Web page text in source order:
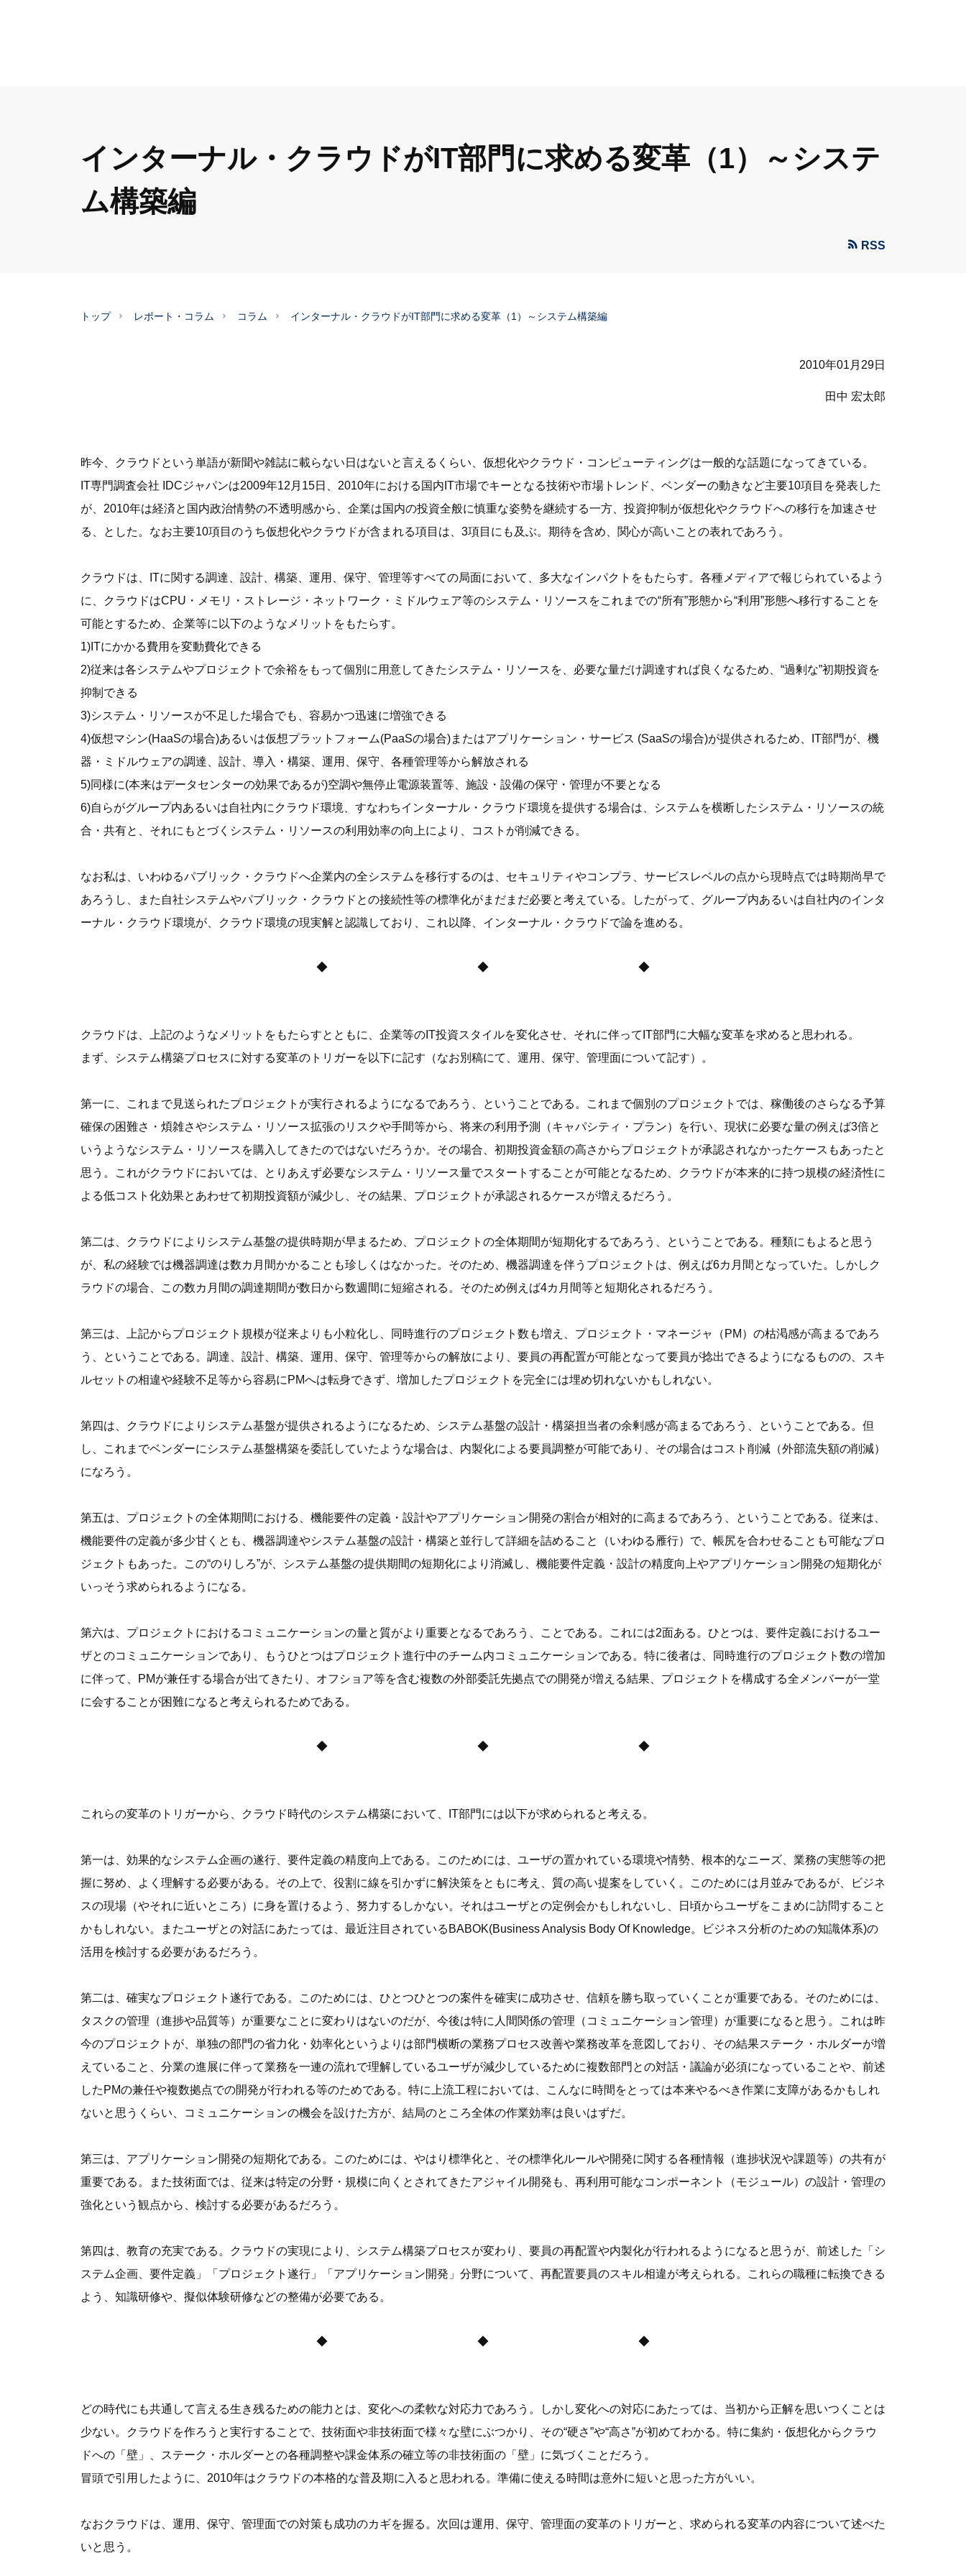
インターナル・クラウドがIT部門に求める変革（1）～システ
ム構築編
RSS
トップ レポート・コラム コラム インターナル・クラウドがIT部門に求める変革（1）～システム構築編
2010年01月29日
田中 宏太郎
昨今、クラウドという単語が新聞や雑誌に載らない日はないと言えるくらい、仮想化やクラウド・コンピューティングは一般的な話題になってきている。
IT専門調査会社 IDCジャパンは2009年12月15日、2010年における国内IT市場でキーとなる技術や市場トレンド、ベンダーの動きなど主要10項目を発表した
が、2010年は経済と国内政治情勢の不透明感から、企業は国内の投資全般に慎重な姿勢を継続する一方、投資抑制が仮想化やクラウドへの移行を加速させ
る、とした。なお主要10項目のうち仮想化やクラウドが含まれる項目は、3項目にも及ぶ。期待を含め、関心が高いことの表れであろう。
クラウドは、ITに関する調達、設計、構築、運用、保守、管理等すべての局面において、多大なインパクトをもたらす。各種メディアで報じられているよう
に、クラウドはCPU・メモリ・ストレージ・ネットワーク・ミドルウェア等のシステム・リソースをこれまでの“所有”形態から“利用”形態へ移行することを
可能とするため、企業等に以下のようなメリットをもたらす。
1)ITにかかる費用を変動費化できる
2)従来は各システムやプロジェクトで余裕をもって個別に用意してきたシステム・リソースを、必要な量だけ調達すれば良くなるため、“過剰な”初期投資を
抑制できる
3)システム・リソースが不足した場合でも、容易かつ迅速に増強できる
4)仮想マシン(HaaSの場合)あるいは仮想プラットフォーム(PaaSの場合)またはアプリケーション・サービス (SaaSの場合)が提供されるため、IT部門が、機
器・ミドルウェアの調達、設計、導入・構築、運用、保守、各種管理等から解放される
5)同様に(本来はデータセンターの効果であるが)空調や無停止電源装置等、施設・設備の保守・管理が不要となる
6)自らがグループ内あるいは自社内にクラウド環境、すなわちインターナル・クラウド環境を提供する場合は、システムを横断したシステム・リソースの統
合・共有と、それにもとづくシステム・リソースの利用効率の向上により、コストが削減できる。
なお私は、いわゆるパブリック・クラウドへ企業内の全システムを移行するのは、セキュリティやコンプラ、サービスレベルの点から現時点では時期尚早で
あろうし、また自社システムやパブリック・クラウドとの接続性等の標準化がまだまだ必要と考えている。したがって、グループ内あるいは自社内のインタ
ーナル・クラウド環境が、クラウド環境の現実解と認識しており、これ以降、インターナル・クラウドで論を進める。
◆ ◆ ◆
クラウドは、上記のようなメリットをもたらすとともに、企業等のIT投資スタイルを変化させ、それに伴ってIT部門に大幅な変革を求めると思われる。
まず、システム構築プロセスに対する変革のトリガーを以下に記す（なお別稿にて、運用、保守、管理面について記す）。
第一に、これまで見送られたプロジェクトが実行されるようになるであろう、ということである。これまで個別のプロジェクトでは、稼働後のさらなる予算
確保の困難さ・煩雑さやシステム・リソース拡張のリスクや手間等から、将来の利用予測（キャパシティ・プラン）を行い、現状に必要な量の例えば3倍と
いうようなシステム・リソースを購入してきたのではないだろうか。その場合、初期投資金額の高さからプロジェクトが承認されなかったケースもあったと
思う。これがクラウドにおいては、とりあえず必要なシステム・リソース量でスタートすることが可能となるため、クラウドが本来的に持つ規模の経済性に
よる低コスト化効果とあわせて初期投資額が減少し、その結果、プロジェクトが承認されるケースが増えるだろう。
第二は、クラウドによりシステム基盤の提供時期が早まるため、プロジェクトの全体期間が短期化するであろう、ということである。種類にもよると思う
が、私の経験では機器調達は数カ月間かかることも珍しくはなかった。そのため、機器調達を伴うプロジェクトは、例えば6カ月間となっていた。しかしク
ラウドの場合、この数カ月間の調達期間が数日から数週間に短縮される。そのため例えば4カ月間等と短期化されるだろう。
第三は、上記からプロジェクト規模が従来よりも小粒化し、同時進行のプロジェクト数も増え、プロジェクト・マネージャ（PM）の枯渇感が高まるであろ
う、ということである。調達、設計、構築、運用、保守、管理等からの解放により、要員の再配置が可能となって要員が捻出できるようになるものの、スキ
ルセットの相違や経験不足等から容易にPMへは転身できず、増加したプロジェクトを完全には埋め切れないかもしれない。
第四は、クラウドによりシステム基盤が提供されるようになるため、システム基盤の設計・構築担当者の余剰感が高まるであろう、ということである。但
し、これまでベンダーにシステム基盤構築を委託していたような場合は、内製化による要員調整が可能であり、その場合はコスト削減（外部流失額の削減）
になろう。
第五は、プロジェクトの全体期間における、機能要件の定義・設計やアプリケーション開発の割合が相対的に高まるであろう、ということである。従来は、
機能要件の定義が多少甘くとも、機器調達やシステム基盤の設計・構築と並行して詳細を詰めること（いわゆる雁行）で、帳尻を合わせることも可能なプロ
ジェクトもあった。この“のりしろ”が、システム基盤の提供期間の短期化により消滅し、機能要件定義・設計の精度向上やアプリケーション開発の短期化が
いっそう求められるようになる。
第六は、プロジェクトにおけるコミュニケーションの量と質がより重要となるであろう、ことである。これには2面ある。ひとつは、要件定義におけるユー
ザとのコミュニケーションであり、もうひとつはプロジェクト進行中のチーム内コミュニケーションである。特に後者は、同時進行のプロジェクト数の増加
に伴って、PMが兼任する場合が出てきたり、オフショア等を含む複数の外部委託先拠点での開発が増える結果、プロジェクトを構成する全メンバーが一堂
に会することが困難になると考えられるためである。
◆ ◆ ◆
これらの変革のトリガーから、クラウド時代のシステム構築において、IT部門には以下が求められると考える。
第一は、効果的なシステム企画の遂行、要件定義の精度向上である。このためには、ユーザの置かれている環境や情勢、根本的なニーズ、業務の実態等の把
握に努め、よく理解する必要がある。その上で、役割に線を引かずに解決策をともに考え、質の高い提案をしていく。このためには月並みであるが、ビジネ
スの現場（やそれに近いところ）に身を置けるよう、努力するしかない。それはユーザとの定例会かもしれないし、日頃からユーザをこまめに訪問すること
かもしれない。またユーザとの対話にあたっては、最近注目されているBABOK(Business Analysis Body Of Knowledge。ビジネス分析のための知識体系)の
活用を検討する必要があるだろう。
第二は、確実なプロジェクト遂行である。このためには、ひとつひとつの案件を確実に成功させ、信頼を勝ち取っていくことが重要である。そのためには、
タスクの管理（進捗や品質等）が重要なことに変わりはないのだが、今後は特に人間関係の管理（コミュニケーション管理）が重要になると思う。これは昨
今のプロジェクトが、単独の部門の省力化・効率化というよりは部門横断の業務プロセス改善や業務改革を意図しており、その結果ステーク・ホルダーが増
えていること、分業の進展に伴って業務を一連の流れで理解しているユーザが減少しているために複数部門との対話・議論が必須になっていることや、前述
したPMの兼任や複数拠点での開発が行われる等のためである。特に上流工程においては、こんなに時間をとっては本来やるべき作業に支障があるかもしれ
ないと思うくらい、コミュニケーションの機会を設けた方が、結局のところ全体の作業効率は良いはずだ。
第三は、アプリケーション開発の短期化である。このためには、やはり標準化と、その標準化ルールや開発に関する各種情報（進捗状況や課題等）の共有が
重要である。また技術面では、従来は特定の分野・規模に向くとされてきたアジャイル開発も、再利用可能なコンポーネント（モジュール）の設計・管理の
強化という観点から、検討する必要があるだろう。
第四は、教育の充実である。クラウドの実現により、システム構築プロセスが変わり、要員の再配置や内製化が行われるようになると思うが、前述した「シ
ステム企画、要件定義」「プロジェクト遂行」「アプリケーション開発」分野について、再配置要員のスキル相違が考えられる。これらの職種に転換できる
よう、知識研修や、擬似体験研修などの整備が必要である。
◆ ◆ ◆
どの時代にも共通して言える生き残るための能力とは、変化への柔軟な対応力であろう。しかし変化への対応にあたっては、当初から正解を思いつくことは
少ない。クラウドを作ろうと実行することで、技術面や非技術面で様々な壁にぶつかり、その“硬さ”や“高さ”が初めてわかる。特に集約・仮想化からクラウ
ドへの「壁」、ステーク・ホルダーとの各種調整や課金体系の確立等の非技術面の「壁」に気づくことだろう。
冒頭で引用したように、2010年はクラウドの本格的な普及期に入ると思われる。準備に使える時間は意外に短いと思った方がいい。
なおクラウドは、運用、保守、管理面での対策も成功のカギを握る。次回は運用、保守、管理面の変革のトリガーと、求められる変革の内容について述べた
いと思う。